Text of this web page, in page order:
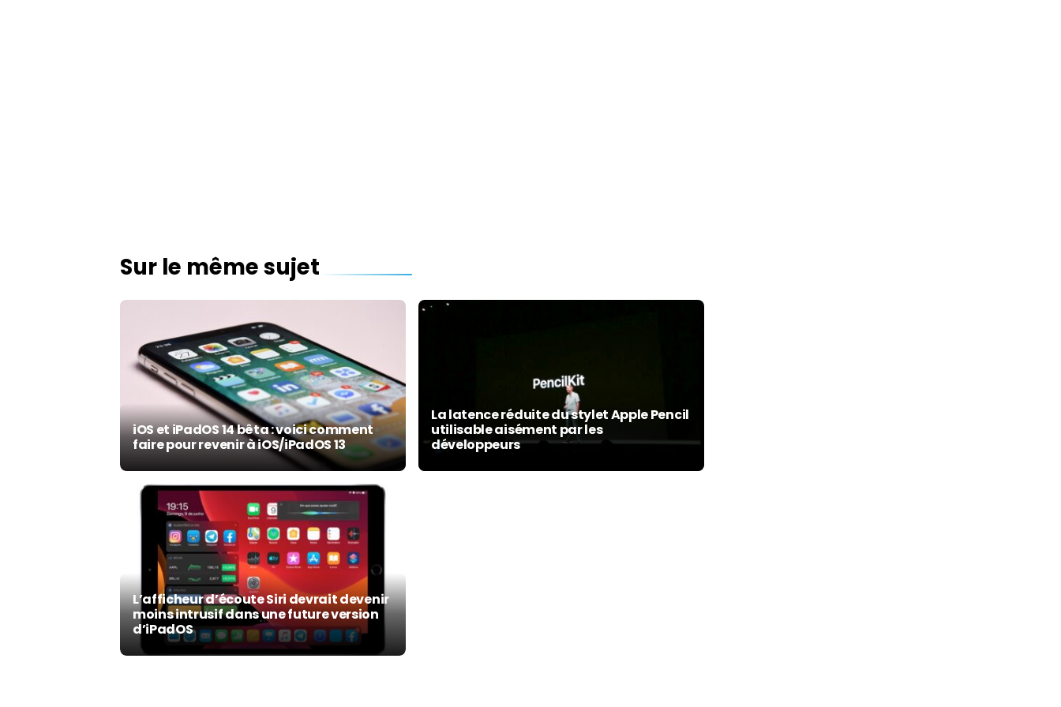
Sur le même sujet
iOS et iPadOS 14 bêta : voici comment
faire pour revenir à iOS/iPadOS 13
La latence réduite du stylet Apple Pencil
utilisable aisément par les
développeurs
L’afficheur d’écoute Siri devrait devenir
moins intrusif dans une future version
d’iPadOS